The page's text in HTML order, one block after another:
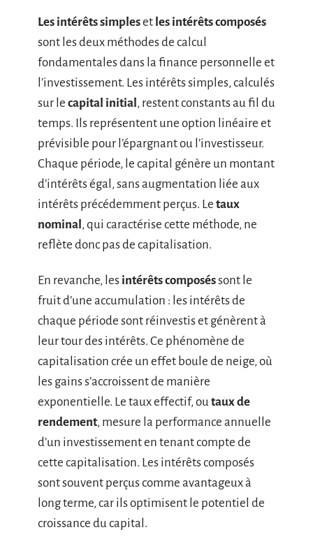
Les intérêts simpleset les intérêts composés
sont les deux méthodes de calcul
fondamentales dans la finance personnelle et
l’investissement. Les intérêts simples, calculés
sur le capital initial, restent constants au fil du
temps. Ils représentent une option linéaire et
prévisible pour l’épargnant ou l’investisseur.
Chaque période, le capital génère un montant
d’intérêts égal, sans augmentation liée aux
intérêts précédemment perçus. Le taux
nominal, qui caractérise cette méthode, ne
reflète donc pas de capitalisation.
En revanche, les intérêts composéssont le
fruit d’une accumulation : les intérêts de
chaque période sont réinvestis et génèrent à
leur tour des intérêts. Ce phénomène de
capitalisation crée un effet boule de neige, où
les gains s’accroissent de manière
exponentielle. Le taux effectif, outaux de
rendement, mesure la performance annuelle
d’un investissement en tenant compte de
cette capitalisation. Les intérêts composés
sont souvent perçus comme avantageux à
long terme, car ils optimisent le potentiel de
croissance du capital.